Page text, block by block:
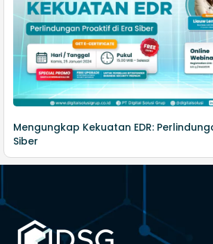
Mengungkap Kekuatan EDR:
Siber